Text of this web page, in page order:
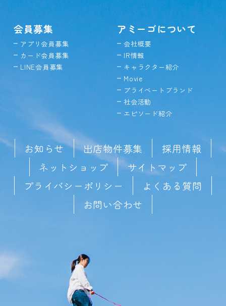
会員募集
アプリ会員募集
カード会員募集
LINE会員募集
アミーゴについて
会社概要
IR情報
キャラクター紹介
Movie
プライベートブランド
社会活動
エピソード紹介
お知らせ 出店物件募集
採用情報
ネットショップ
サイトマップ
プライバシーポリシー
よくある質問
お問い合わせ